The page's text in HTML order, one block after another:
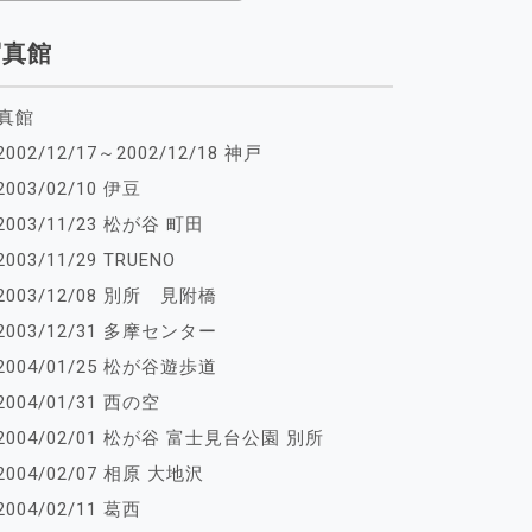
館
館
12/17～2002/12/18 神戸
02/10 伊豆
11/23 松が谷 町田
11/29 TRUENO
12/08 別所 見附橋
12/31 多摩センター
01/25 松が谷遊歩道
01/31 西の空
02/01 松が谷 富士見台公園 別所
02/07 相原 大地沢
02/11 葛西